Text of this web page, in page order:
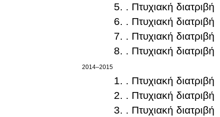
. Πτυχιακή διατριβή
. Πτυχιακή διατριβή
. Πτυχιακή διατριβή
. Πτυχιακή διατριβή
2014–2015
. Πτυχιακή διατριβή
. Πτυχιακή διατριβή
. Πτυχιακή διατριβή